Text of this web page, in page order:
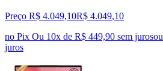
Preço R$ 4.049,10R$ 4.049,10
no Pix Ou 10x de R$ 449,90 sem jurosou
juros